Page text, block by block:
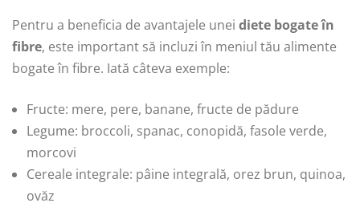
Pentru a beneficia de avantajele unei diete bogate în
fibre, este important să incluzi în meniul tău alimente
bogate în fibre. Iată câteva exemple:
Fructe: mere, pere, banane, fructe de pădure
Legume: broccoli, spanac, conopidă, fasole verde,
morcovi
Cereale integrale: pâine integrală, orez brun, quinoa,
ovăz